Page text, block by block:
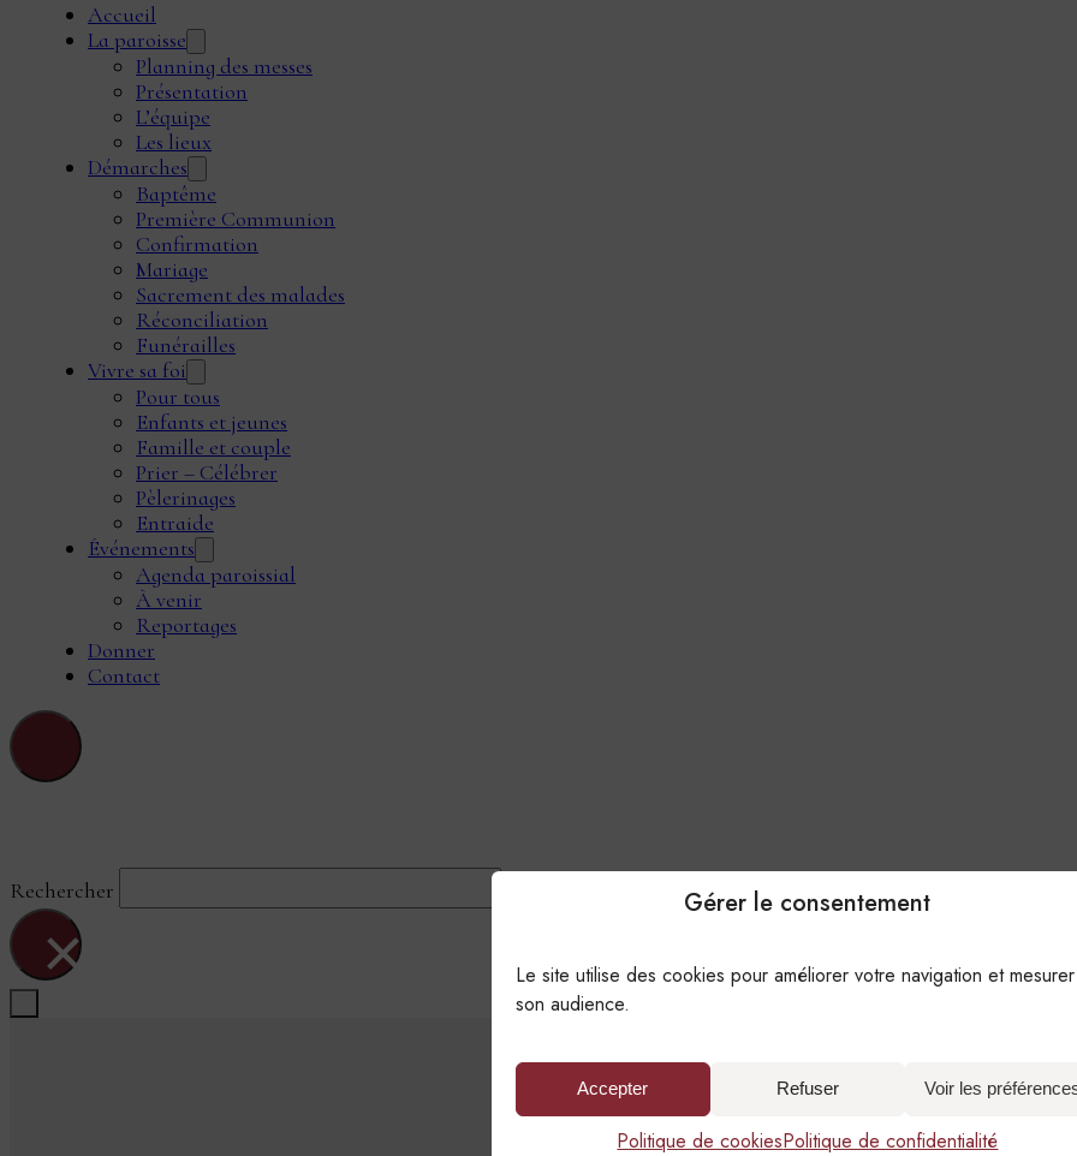
Gérer le consentement
Le site utilise des cookies pour améliorer votre navigation et mesurer
son audience.
Accepter Refuser Voir les
Politique de cookiesPolitique de confidentialité
Accueil
La paroisse
Planning des messes
Présentation
L’équipe
Les lieux
Démarches
Baptême
Première Communion
Confirmation
Mariage
Sacrement des malades
Réconciliation
Funérailles
Vivre sa foi
Pour tous
Enfants et jeunes
Famille et couple
Prier – Célébrer
Pèlerinages
Entraide
Événements
Agenda paroissial
À venir
Reportages
Donner
Contact
Rechercher
×